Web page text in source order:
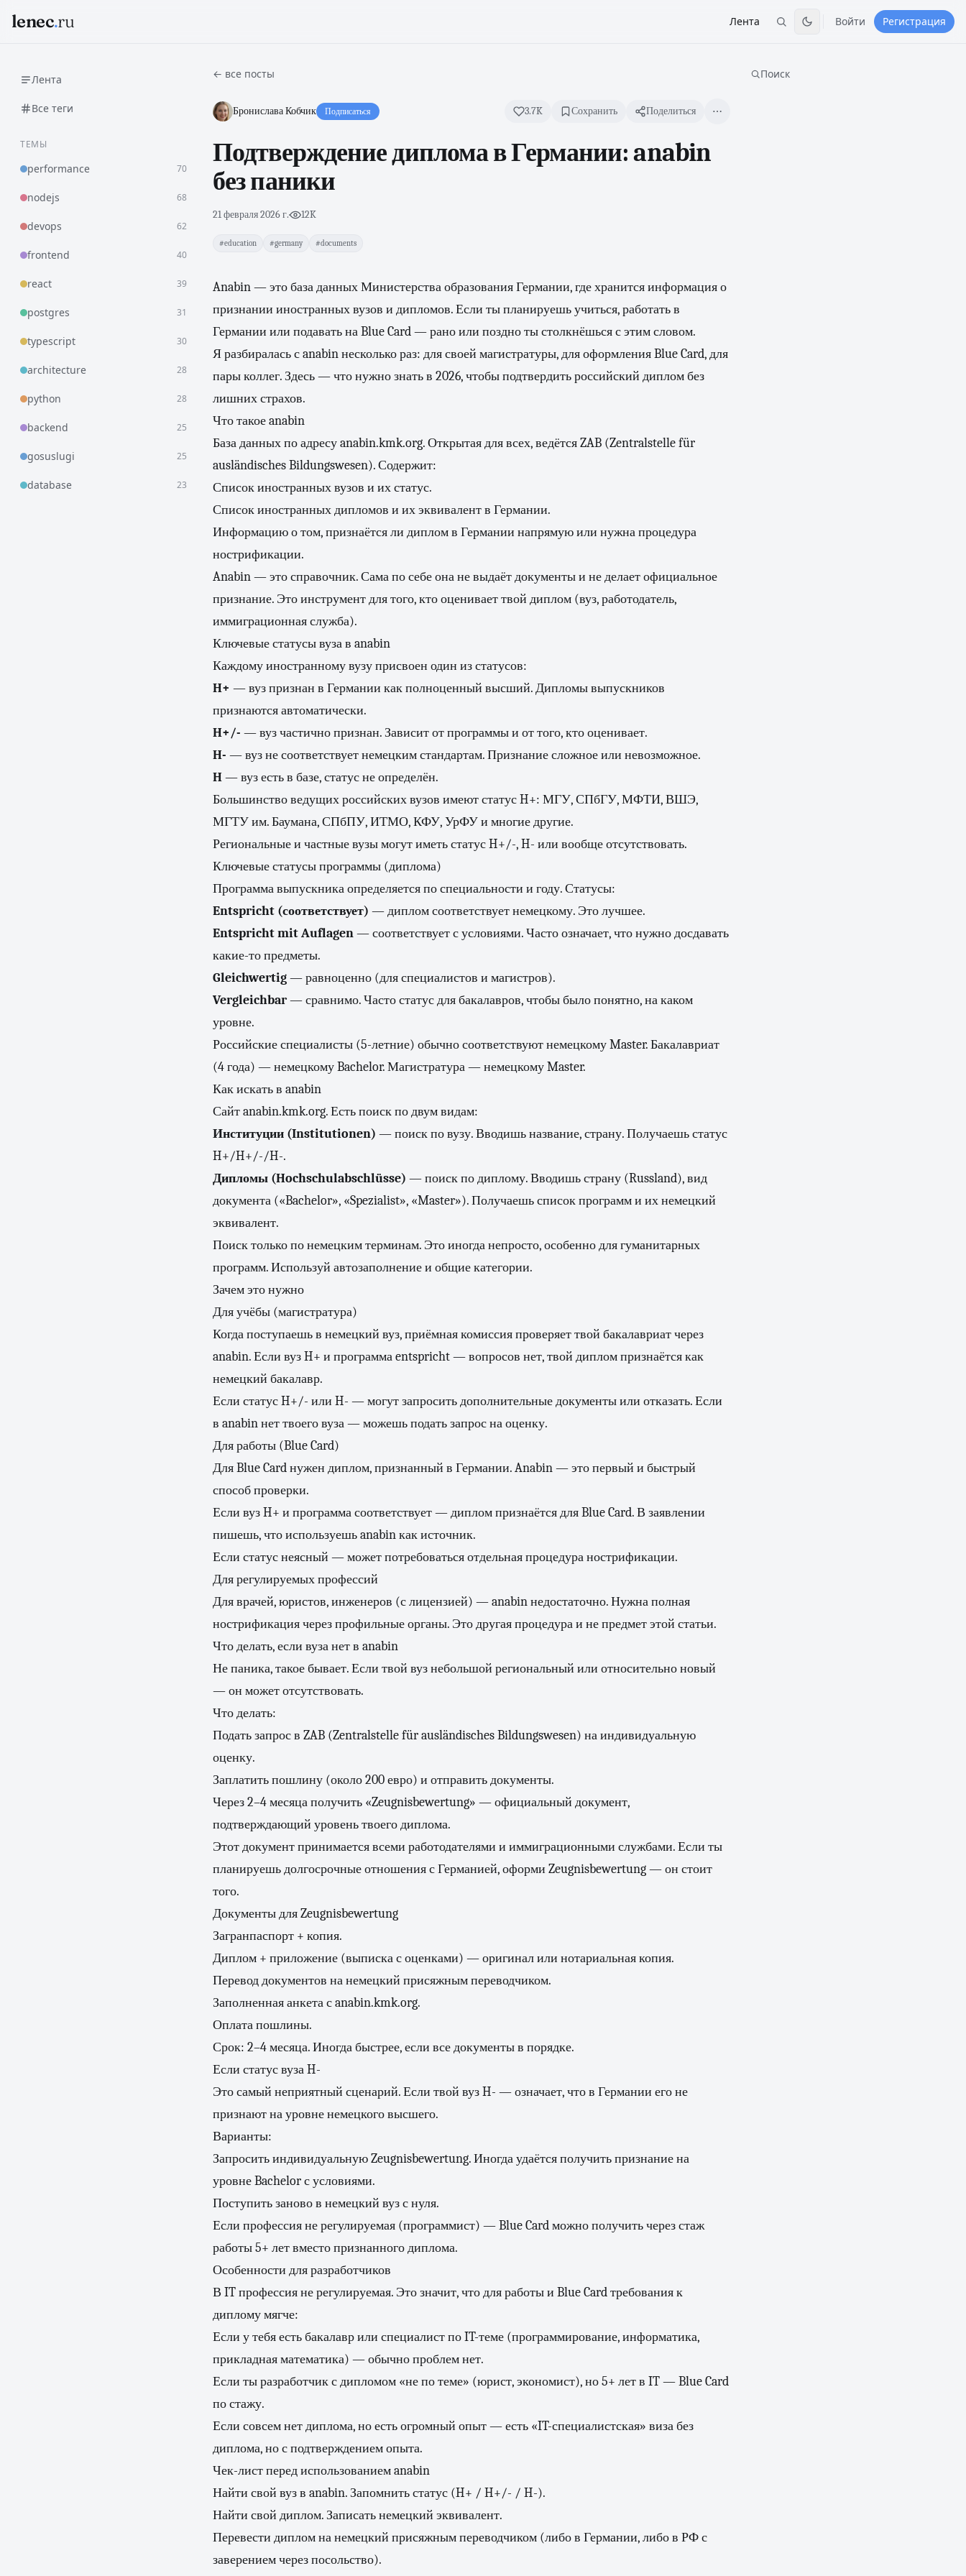
lenec.ru Лента Войти Регистрация
Лента
Все теги
ТЕМЫ
performance 70
nodejs 68
devops 62
frontend 40
react 39
postgres 31
typescript 30
architecture 28
python 28
backend 25
gosuslugi 25
database 23
← все посты
Бронислава Кобчик Подписаться 3.7K Сохранить Поделиться
Подтверждение диплома в Германии: anabin
без паники
21 февраля 2026 г.· 12K
#education #germany #documents
Anabin — это база данных Министерства образования Германии, где хранится информация о
признании иностранных вузов и дипломов. Если ты планируешь учиться, работать в
Германии или подавать на Blue Card — рано или поздно ты столкнёшься с этим словом.
Я разбиралась с anabin несколько раз: для своей магистратуры, для оформления Blue Card, для
пары коллег. Здесь — что нужно знать в 2026, чтобы подтвердить российский диплом без
лишних страхов.
Что такое anabin
База данных по адресу anabin.kmk.org. Открытая для всех, ведётся ZAB (Zentralstelle für
ausländisches Bildungswesen). Содержит:
Список иностранных вузов и их статус.
Список иностранных дипломов и их эквивалент в Германии.
Информацию о том, признаётся ли диплом в Германии напрямую или нужна процедура
нострификации.
Anabin — это справочник. Сама по себе она не выдаёт документы и не делает официальное
признание. Это инструмент для того, кто оценивает твой диплом (вуз, работодатель,
иммиграционная служба).
Ключевые статусы вуза в anabin
Каждому иностранному вузу присвоен один из статусов:
H+ — вуз признан в Германии как полноценный высший. Дипломы выпускников
признаются автоматически.
H+/- — вуз частично признан. Зависит от программы и от того, кто оценивает.
H- — вуз не соответствует немецким стандартам. Признание сложное или невозможное.
H— вуз есть в базе, статус не определён.
Большинство ведущих российских вузов имеют статус H+: МГУ, СПбГУ, МФТИ, ВШЭ,
МГТУ им. Баумана, СПбПУ, ИТМО, КФУ, УрФУ и многие другие.
Региональные и частные вузы могут иметь статус H+/-, H- или вообще отсутствовать.
Ключевые статусы программы (диплома)
Программа выпускника определяется по специальности и году. Статусы:
Entspricht (соответствует) — диплом соответствует немецкому. Это лучшее.
Entspricht mit Auflagen— соответствует с условиями. Часто означает, что нужно досдавать
какие-то предметы.
Gleichwertig— равноценно (для специалистов и магистров).
Vergleichbar— сравнимо. Часто статус для бакалавров, чтобы было понятно, на каком
уровне.
Российские специалисты (5-летние) обычно соответствуют немецкому Master. Бакалавриат
(4 года) — немецкому Bachelor. Магистратура — немецкому Master.
Как искать в anabin
Сайт anabin.kmk.org. Есть поиск по двум видам:
Институции (Institutionen) — поиск по вузу. Вводишь название, страну. Получаешь статус
H+/H+/-/H-.
Дипломы (Hochschulabschlüsse) — поиск по диплому. Вводишь страну (Russland), вид
документа («Bachelor», «Spezialist», «Master»). Получаешь список программ и их немецкий
эквивалент.
Поиск только по немецким терминам. Это иногда непросто, особенно для гуманитарных
программ. Используй автозаполнение и общие категории.
Зачем это нужно
Для учёбы (магистратура)
Когда поступаешь в немецкий вуз, приёмная комиссия проверяет твой бакалавриат через
anabin. Если вуз H+ и программа entspricht — вопросов нет, твой диплом признаётся как
немецкий бакалавр.
Если статус H+/- или H- — могут запросить дополнительные документы или отказать. Если
в anabin нет твоего вуза — можешь подать запрос на оценку.
Для работы (Blue Card)
Для Blue Card нужен диплом, признанный в Германии. Anabin — это первый и быстрый
способ проверки.
Если вуз H+ и программа соответствует — диплом признаётся для Blue Card. В заявлении
пишешь, что используешь anabin как источник.
Если статус неясный — может потребоваться отдельная процедура нострификации.
Для регулируемых профессий
Для врачей, юристов, инженеров (с лицензией) — anabin недостаточно. Нужна полная
нострификация через профильные органы. Это другая процедура и не предмет этой статьи.
Что делать, если вуза нет в anabin
Не паника, такое бывает. Если твой вуз небольшой региональный или относительно новый
— он может отсутствовать.
Что делать:
Подать запрос в ZAB (Zentralstelle für ausländisches Bildungswesen) на индивидуальную
оценку.
Заплатить пошлину (около 200 евро) и отправить документы.
Через 2–4 месяца получить «Zeugnisbewertung» — официальный документ,
подтверждающий уровень твоего диплома.
Этот документ принимается всеми работодателями и иммиграционными службами. Если ты
планируешь долгосрочные отношения с Германией, оформи Zeugnisbewertung — он стоит
того.
Документы для Zeugnisbewertung
Загранпаспорт + копия.
Диплом + приложение (выписка с оценками) — оригинал или нотариальная копия.
Перевод документов на немецкий присяжным переводчиком.
Заполненная анкета с anabin.kmk.org.
Оплата пошлины.
Срок: 2–4 месяца. Иногда быстрее, если все документы в порядке.
Если статус вуза H-
Это самый неприятный сценарий. Если твой вуз H- — означает, что в Германии его не
признают на уровне немецкого высшего.
Варианты:
Запросить индивидуальную Zeugnisbewertung. Иногда удаётся получить признание на
уровне Bachelor с условиями.
Поступить заново в немецкий вуз с нуля.
Если профессия не регулируемая (программист) — Blue Card можно получить через стаж
работы 5+ лет вместо признанного диплома.
Особенности для разработчиков
В IT профессия не регулируемая. Это значит, что для работы и Blue Card требования к
диплому мягче:
Если у тебя есть бакалавр или специалист по IT-теме (программирование, информатика,
прикладная математика) — обычно проблем нет.
Если ты разработчик с дипломом «не по теме» (юрист, экономист), но 5+ лет в IT — Blue Card
по стажу.
Если совсем нет диплома, но есть огромный опыт — есть «IT-специалистская» виза без
диплома, но с подтверждением опыта.
Чек-лист перед использованием anabin
Найти свой вуз в anabin. Запомнить статус (H+ / H+/- / H-).
Найти свой диплом. Записать немецкий эквивалент.
Перевести диплом на немецкий присяжным переводчиком (либо в Германии, либо в РФ с
заверением через посольство).
Поиск